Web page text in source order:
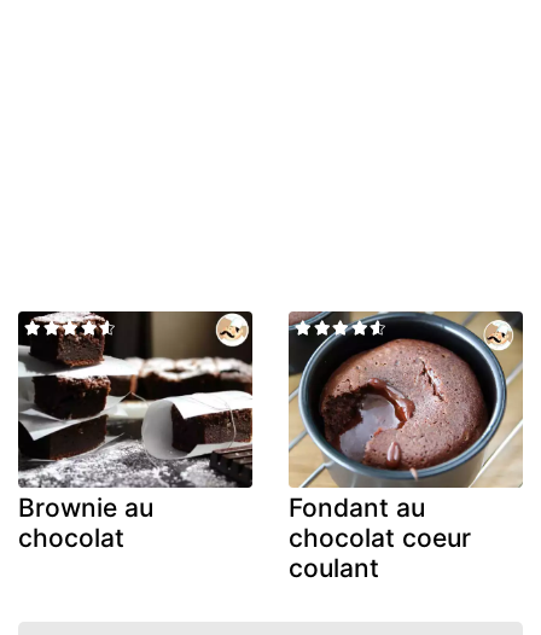
Brownie au
chocolat
Fondant au
chocolat coeur
coulant